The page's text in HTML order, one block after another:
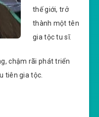
thế giới, trở
thành một tên
gia tộc tu sĩ.
chậm rãi phát triển
tiên gia tộc.